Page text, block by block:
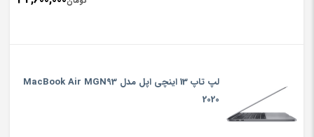
لپ تاپ 13 اینچی اپل مدل MacBook Air MGN93
2020